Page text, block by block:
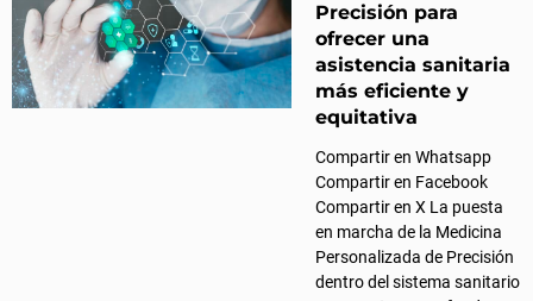
Precisión para
ofrecer una
asistencia sanitaria
más eficiente y
equitativa
Compartir en Whatsapp
Compartir en Facebook
Compartir en X La puesta
en marcha de la Medicina
Personalizada de Precisión
dentro del sistema sanitario